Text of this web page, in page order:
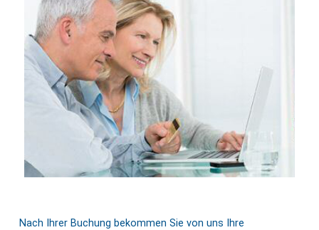
Nach Ihrer Buchung bekommen Sie von uns Ihre